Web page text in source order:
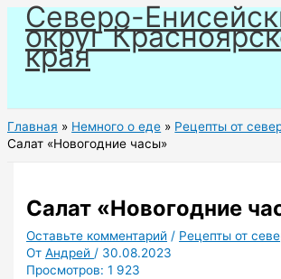
Перейти
содержимому
Северо-
округ
края
Главная Немного о еде
Рецепты от
Салат «Новогодние часы»
Салат «Новогодние
Оставьте комментарий / Рецепты от
ОтАндрей / 30.08.2023
Просмотров: 1 923